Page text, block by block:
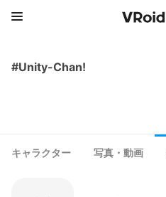
#Unity-Chan!
キャラクター 写真・動画